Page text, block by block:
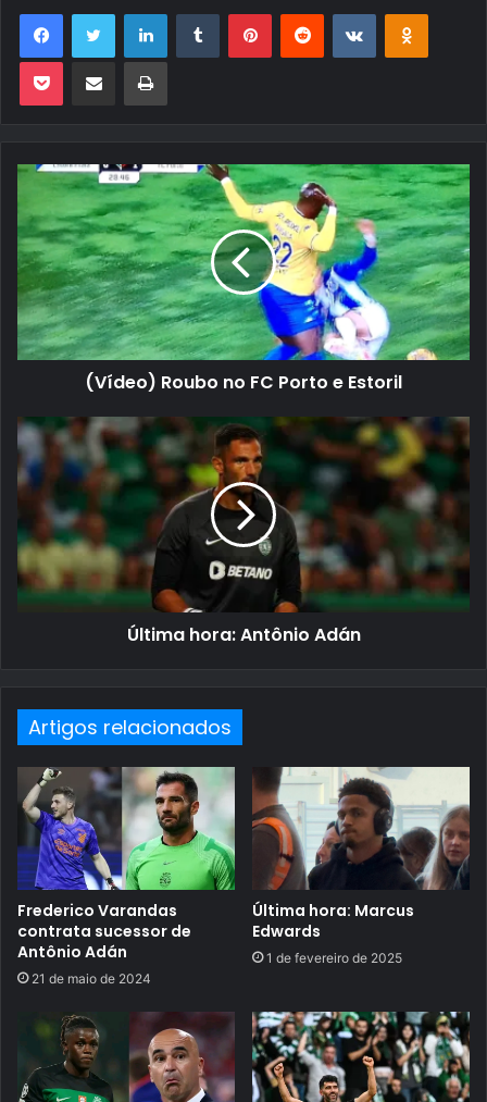
FacebookTwitter LinkedinTumblr PinterestReddit VK OK
Pocket Compartilhar via e-mail Imprimir
(Vídeo) Roubo no FC Porto e Estoril
Última hora: Antônio Adán
Artigos relacionados
Frederico Varandas
contrata sucessor de
Antônio Adán
21 de maio de 2024
Última hora: Marcus
Edwards
1 de fevereiro de 2025